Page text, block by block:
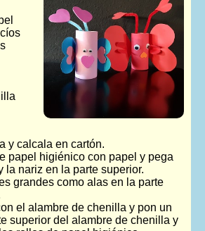
y calcala en cartón.
papel higiénico con papel y pega
la nariz en la parte superior.
grandes como alas en la parte
el alambre de chenilla y pon un
superior del alambre de chenilla y